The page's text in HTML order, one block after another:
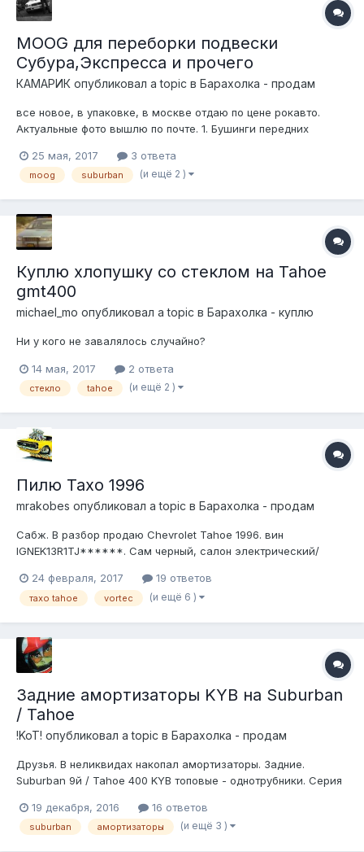
MOOG для переборки подвески
Субура,Экспресса и прочего
КАМАРИК опубликовал a topic в Барахолка - продам
все новое, в упаковке, в москве отдаю по цене рокавто.
Актуальные фото вышлю по почте. 1. Бушинги передних
http://www.rockauto.com/en/moreinfo.php?pk=202950&jsn=258
2.Шаровые - 2 шт.- 29$ штука
25 мая, 2017 3 ответа
moog suburban (и ещё 2 )
Куплю хлопушку со стеклом на Tahoe
gmt400
michael_mo опубликовал a topic в Барахолка - куплю
Ни у кого не завалялось случайно?
14 мая, 2017 2 ответа
стекло tahoe (и ещё 2 )
Пилю Тахо 1996
mrakobes опубликовал a topic в Барахолка - продам
Сабж. В разбор продаю Chevrolet Tahoe 1996. вин
IGNEK13R1TJ******. Сам черный, салон электрический/
включается, двс не коптит не течёт, автомат ведет себя
хорошо. Пробег 350. Территориально - Крым. Машина
24 февраля, 2017 19 ответов
тахо tahoe vortec (и ещё 6 )
Задние амортизаторы KYB на Suburban
/ Tahoe
!KoT! опубликовал a topic в Барахолка - продам
Друзья. В неликвидах накопал амортизаторы. Задние.
Suburban 9й / Tahoe 400 KYB топовые - однотрубники. Серия
карту сбербанка. https://vk.com/pmuravyov83 Тел: 8-923-521-
1708 (Viber, WhatsApp) E-Mail: Lancer@mail.ru ICQ:...
19 декабря, 2016 16 ответов
suburban амортизаторы (и ещё 3 )